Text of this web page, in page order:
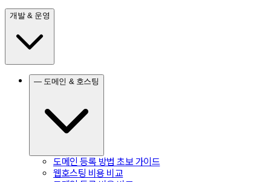
개발 & 운영
— 도메인 & 호스팅
도메인 등록 방법 초보 가이드
웹호스팅 비용 비교